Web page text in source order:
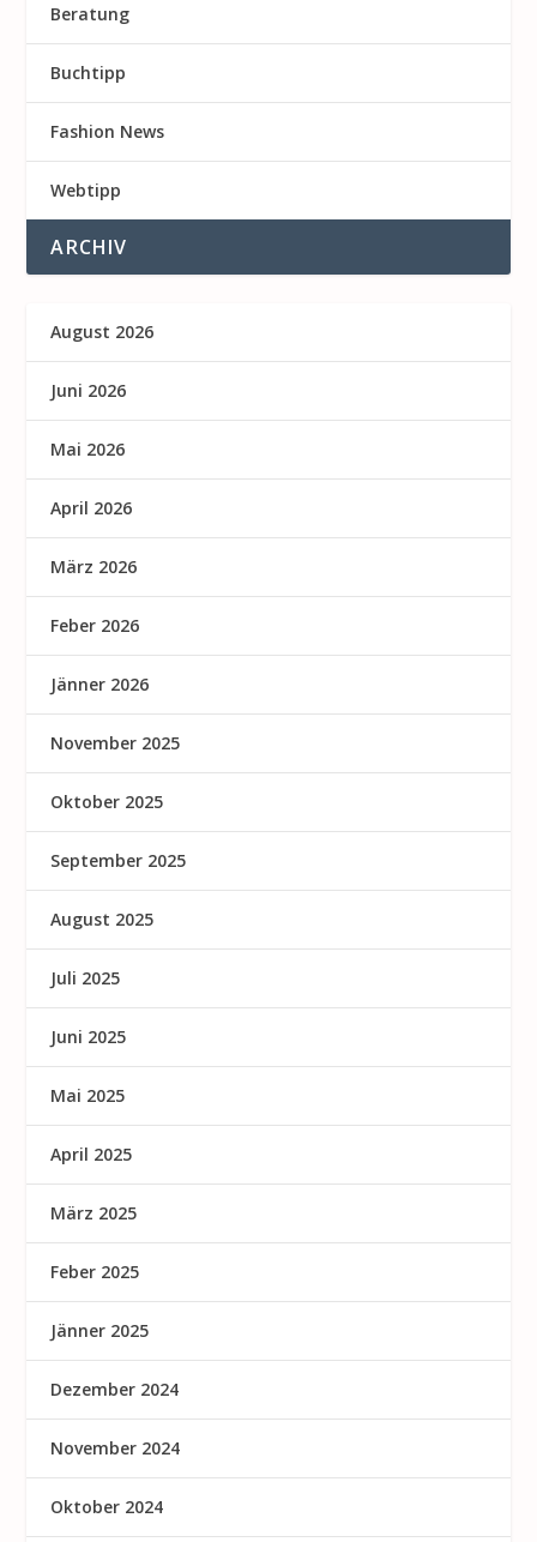
Beratung
Buchtipp
Fashion News
Webtipp
ARCHIV
August 2026
Juni 2026
Mai 2026
April 2026
März 2026
Feber 2026
Jänner 2026
November 2025
Oktober 2025
September 2025
August 2025
Juli 2025
Juni 2025
Mai 2025
April 2025
März 2025
Feber 2025
Jänner 2025
Dezember 2024
November 2024
Oktober 2024